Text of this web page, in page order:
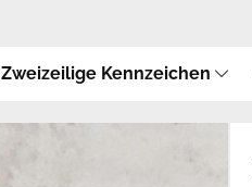
Zweizeilige Kennzeichen